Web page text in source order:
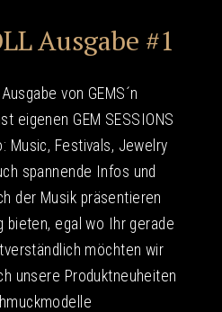
Ausgabe #1
von GEMS´n
eigenen GEM SESSIONS
Music, Festivals, Jewelry
spannende Infos und
der Musik präsentieren
bieten, egal wo Ihr gerade
möchten wir
unsere Produktneuheiten